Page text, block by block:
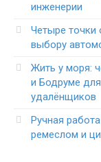
инженерии
Четыре
выбору
Жить у моря:
и Бодруме
удалёнщиков
Ручная
ремеслом и